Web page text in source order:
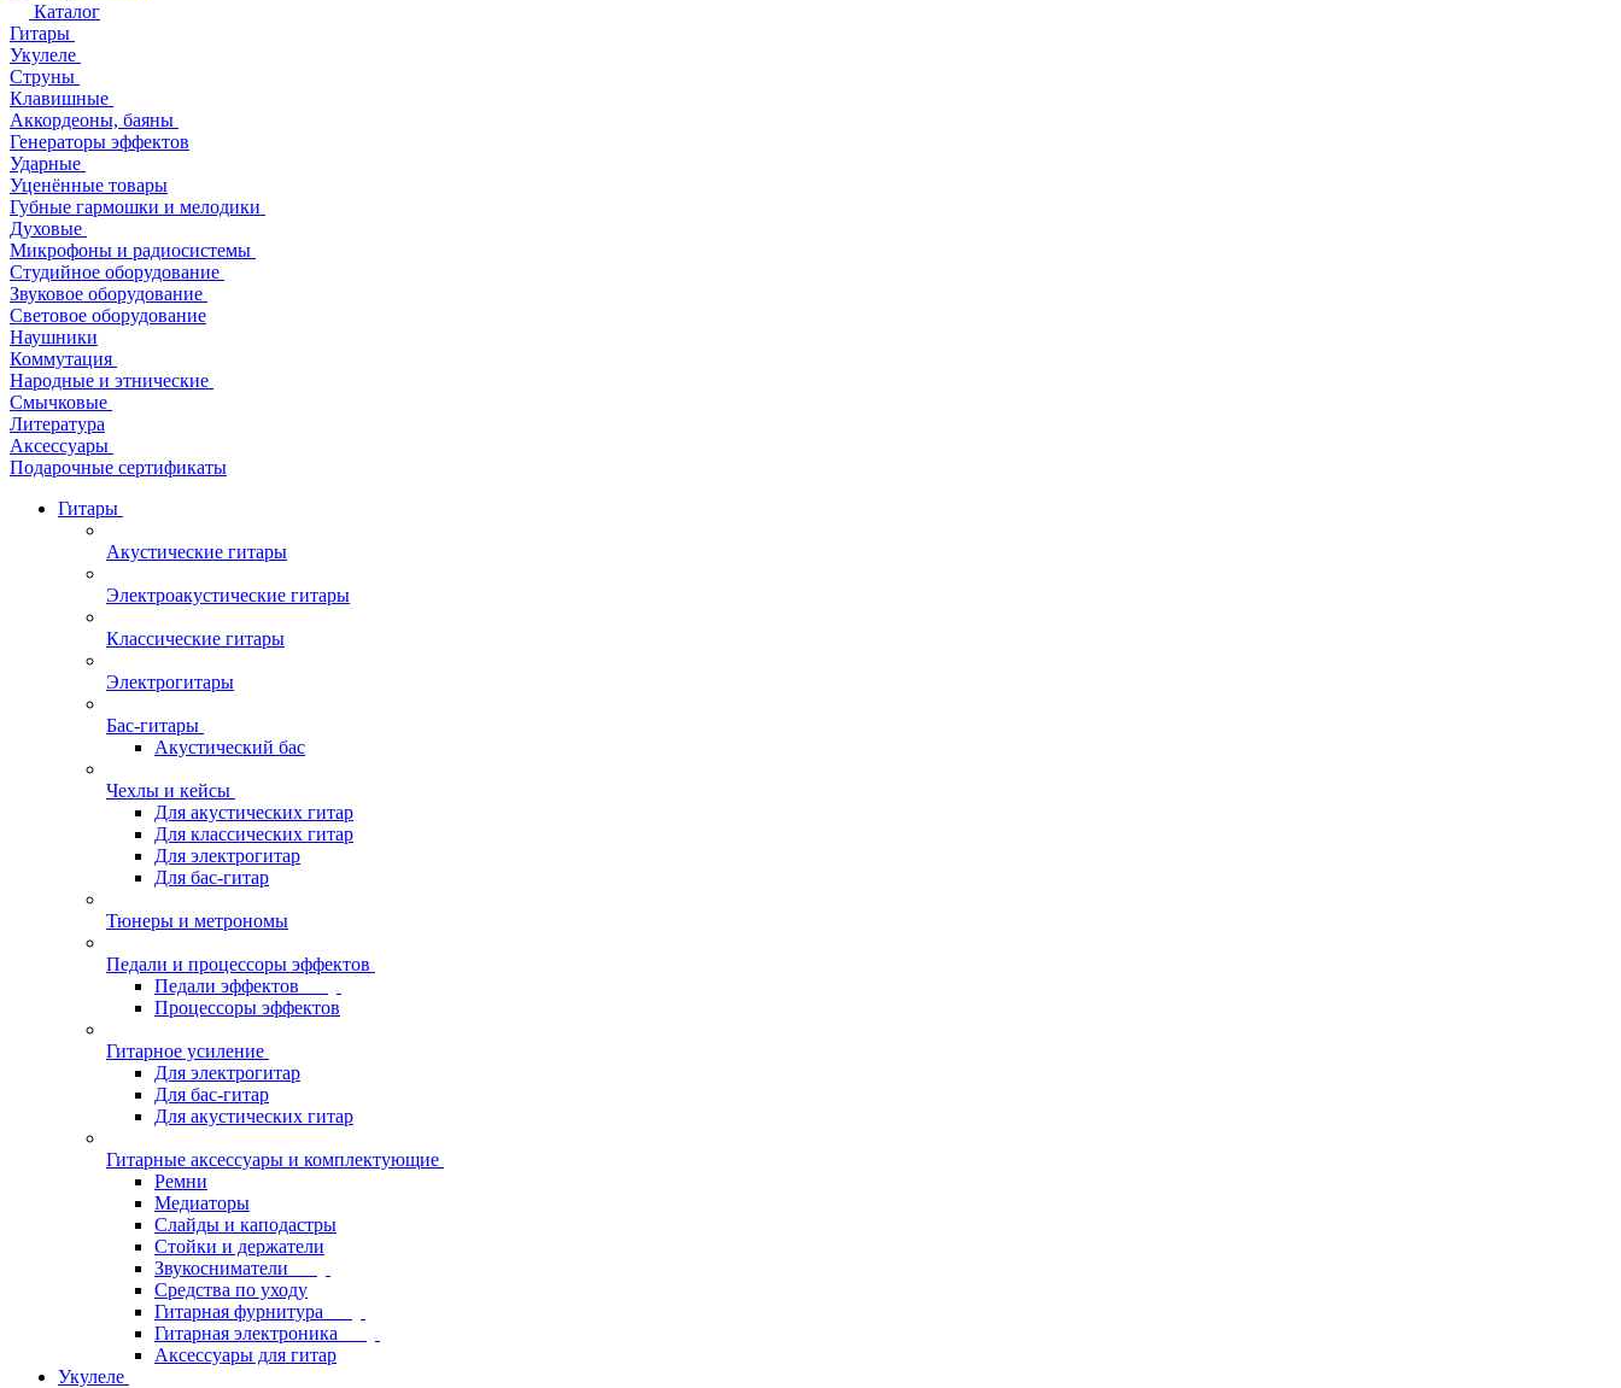
Каталог
Гитары
Укулеле
Струны
Клавишные
Аккордеоны, баяны
Генераторы эффектов
Ударные
Уценённые товары
Губные гармошки и мелодики
Духовые
Микрофоны и радиосистемы
Студийное оборудование
Звуковое оборудование
Световое оборудование
Наушники
Коммутация
Народные и этнические
Смычковые
Литература
Аксессуары
Подарочные сертификаты
Гитары
Акустические гитары
Электроакустические гитары
Классические гитары
Электрогитары
Бас-гитары
Акустический бас
Чехлы и кейсы
Для акустических гитар
Для классических гитар
Для электрогитар
Для бас-гитар
Тюнеры и метрономы
Педали и процессоры эффектов
Педали эффектов
Процессоры эффектов
Гитарное усиление
Для электрогитар
Для бас-гитар
Для акустических гитар
Гитарные аксессуары и комплектующие
Ремни
Медиаторы
Слайды и каподастры
Стойки и держатели
Звукосниматели
Средства по уходу
Гитарная фурнитура
Гитарная электроника
Аксессуары для гитар
Укулеле